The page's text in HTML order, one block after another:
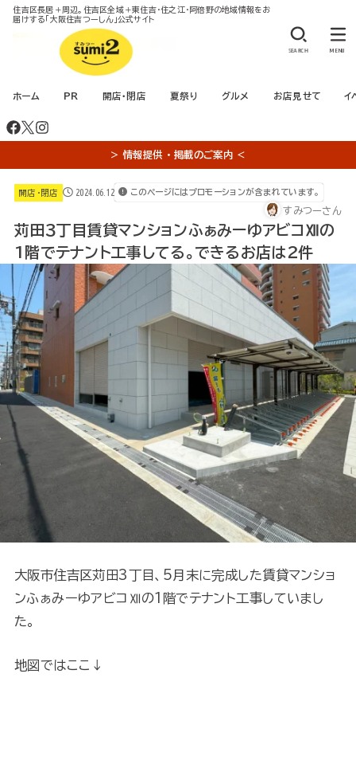
住吉区長居＋周辺。住吉区全域＋東住吉・住之江・阿倍野の地域情報をお
届けする「大阪住吉つーしん」公式サイト
ホーム PR 開店・閉店 夏祭り グルメ お店見せて イ
SEARCH MENU
＞ 情報提供 ・ 掲載のご案内 ＜
開店・閉店 2024.06.12 このページにはプロモーションが含まれています。
すみつーさん
苅田３丁目賃貸マンションふぁみーゆアビコⅫの
1階でテナント工事してる。できるお店は２件
大阪市住吉区苅田3丁目、5月末に完成した賃貸マンショ
ンふぁみーゆアビコⅫの1階でテナント工事していまし
た。
地図ではここ↓